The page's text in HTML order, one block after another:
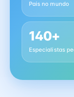
Pais no mundo
140+
Especialistas